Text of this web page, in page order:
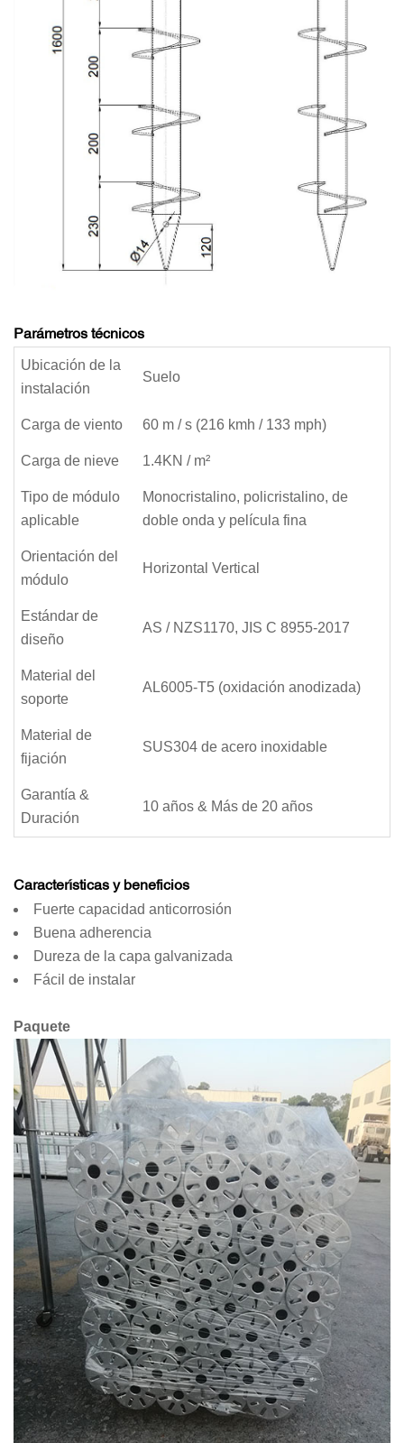
Parámetros técnicos
Ubicación de la
instalación
Suelo
Carga de viento 60 m / s (216 kmh / 133 mph)
Carga de nieve 1.4KN / m²
Tipo de módulo
aplicable
Monocristalino, policristalino, de
doble onda y película fina
Orientación del
módulo
Horizontal Vertical
Estándar de
diseño
AS / NZS1170, JIS C 8955-2017
Material del
soporte
AL6005-T5 (oxidación anodizada)
Material de
fijación
SUS304 de acero inoxidable
Garantía &
Duración
10 años & Más de 20 años
Características y beneficios
Fuerte capacidad anticorrosión
Buena adherencia
Dureza de la capa galvanizada
Fácil de instalar
Paquete